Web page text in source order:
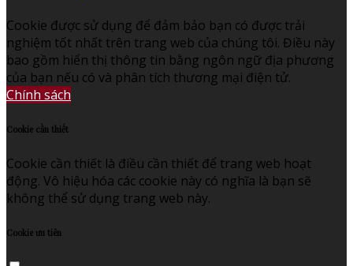
Cookie được sử dụng để đảm bảo bạn có được trải
nghiệm tốt nhất trên trang web của chúng tôi. Điều này
bao gồm hiển thị thông tin bằng ngôn ngữ địa phương
của bạn nếu có và phân tích thương mại điện tử.
Chính sách
Cookie cần thiết
Cookie cần thiết là điều cần thiết để trang web hoạt
động. Vô hiệu hóa các cookie này có nghĩa là bạn sẽ
không thể sử dụng trang web này.
Cookie ưu tiên